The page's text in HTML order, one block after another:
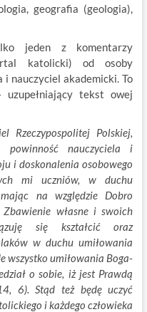
geografia (geologia),
jeden z komentarzy
katolicki) od osoby
nauczyciel akademicki. To
tekst owej
Rzeczypospolitej Polskiej,
powinność nauczyciela i
i doskonalenia osobowego
mi uczniów, w duchu
na względzie Dobro
własne i swoich
się kształcić oraz
w duchu umiłowania
wszystko umiłowania Boga-
o sobie, iż jest Prawdą
6). Stąd też będę uczyć
i każdego człowieka